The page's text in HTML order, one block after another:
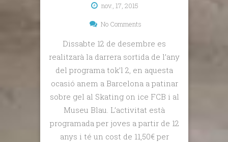
nov., 17, 2015
No Comments
Dissabte 12 de desembre es
realitzarà la darrera sortida de l’any
del programa tok’l 2, en aquesta
ocasió anem a Barcelona a patinar
sobre gel al Skating on ice FCB i al
Museu Blau. L’activitat està
programada per joves a partir de 12
anys i té un cost de 11,50€ per